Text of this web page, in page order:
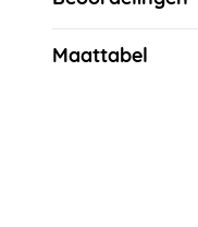
Maattabel